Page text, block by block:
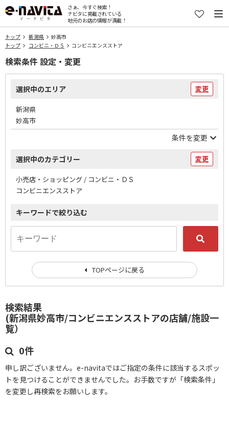
さぁ、今すぐ検索！
ナビタに掲載されている
地元のお店の情報が満載！
トップ 新潟県
妙高市
トップ
コンビニ・ＤＳ コンビニエンスストア
検索結果
(新潟県妙高市/コンビニエンスストアの店舗/施設一
覧）
0件
申し訳ございません。e-navitaではご指定の条件に該当するスポッ
トを見つけることができませんでした。お手数ですが「検索条件」
を変更し再検索をお願いします。
検索条件 設定・変更
選択中のエリア 変更
新潟県
妙高市
条件を変更
選択中のカテゴリー 変更
小売店・ショッピング / コンビニ・ＤＳ
コンビニエンスストア
キーワードで絞り込む
TOPページに戻る